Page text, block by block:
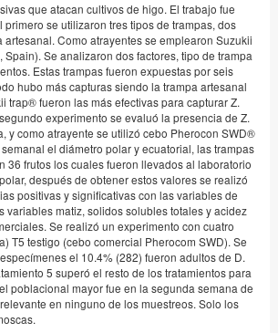
que atacan cultivos de higo. El trabajo fue
se utilizaron tres tipos de trampas, dos
Como atrayentes se emplearon Suzukii
Se analizaron dos factores, tipo de trampa
Estas trampas fueron expuestas por seis
hubo más capturas siendo la trampa artesanal
fueron las más efectivas para capturar Z.
experimento se evaluó la presencia de Z.
y como atrayente se utilizó cebo Pherocon SWD®
el diámetro polar y ecuatorial, las trampas
36 frutos los cuales fueron llevados al laboratorio
después de obtener estos valores se realizó
positivas y significativas con las variables de
matiz, solidos solubles totales y acidez
Se realizó un experimento con cuatro
T5 testigo (cebo comercial Pherocom SWD). Se
el 10.4% (282) fueron adultos de D.
5 superó el resto de los tratamientos para
poblacional mayor fue en la segunda semana de
en ninguno de los muestreos. Solo los